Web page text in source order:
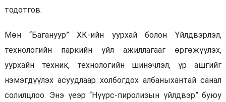
тодотгов.
Мөн “Багануур” ХК-ийн уурхай болон Үйлдвэрлэл,
технологийн паркийн үйл ажиллагааг өргөжүүлэх,
уурхайн техник, технологийн шинэчлэл, үр ашгийг
нэмэгдүүлэх асуудлаар холбогдох албаныхантай санал
солилцлоо. Энэ үеэр “Нүүрс-пиролизын үйлдвэр” буюу